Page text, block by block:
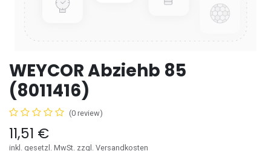
WEYCOR Abziehb 85
(8011416)
(0 review)
11,51 €
inkl. gesetzl. MwSt. zzgl. Versandkosten